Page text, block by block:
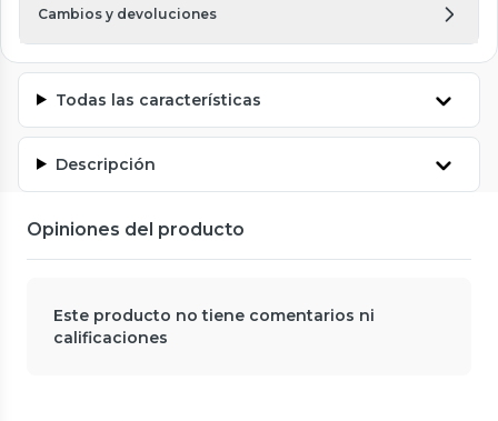
Cambios y devoluciones
Todas las características
Descripción
Opiniones del producto
Este producto no tiene comentarios ni
calificaciones